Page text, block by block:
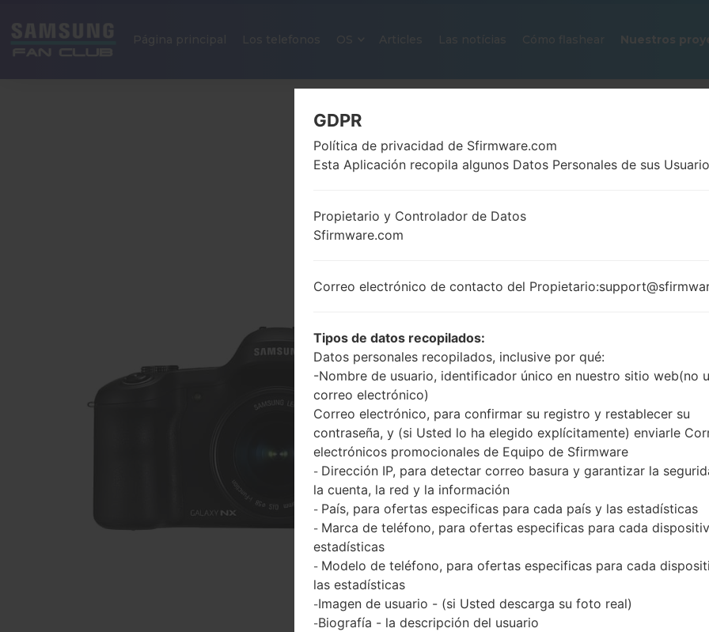
Las notícias Cómo flashear Nuestros
FIRMWARE OFICIAL #237 PARA
SAMSUNGGALAXY CAMERA
GN100_CHN_1_20131119145610_zefgjlho3m.zip
Descargue la última actualización de firmware
verificar si el número de modelo de su teléfono
indicado % MODEL%. El código del firmware
versión PDA GN100ZCUAMK1 y la versión
GN100ZCUAMK1. La versión del sistema
4.2.2. Tutorial completo sobre cómo actualizar el
NOMBRE DE
ARCHIVO
EK-GN100_CHN_1_2013111914561
0_zefgjlho3m
EL TAMAÑO DEL
1.02 GiB
SISTEMA
OPERATIVO
Android Jelly Bean 4.2.2
GDPR
Política de privacidad de Sfirmware.com
Esta Aplicación recopila algunos Datos Personales de sus
Propietario y Controlador de Datos
Sfirmware.com
Correo electrónico de contacto del
Tipos de datos recopilados:
Datos personales recopilados, inclusive por qué:
-Nombre de usuario, identificador único en nuestro sitio web(no
correo electrónico)
Correo electrónico, para confirmar su registro y restablecer su
contraseña, y (si Usted lo ha elegido explícitamente) enviarle
electrónicos promocionales de Equipo de Sfirmware
- Dirección IP, para detectar correo basura y garantizar la
la cuenta, la red y la información
- País, para ofertas especificas para cada país y las estadísticas
- Marca de teléfono, para ofertas especificas para cada
estadísticas
- Modelo de teléfono, para ofertas especificas para cada
las estadísticas
-Imagen de usuario - (si Usted descarga su foto real)
-Biografía - la descripción del usuario